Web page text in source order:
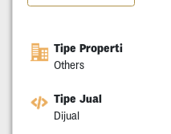
Tipe Properti
Others
Tipe Jual
Dijual